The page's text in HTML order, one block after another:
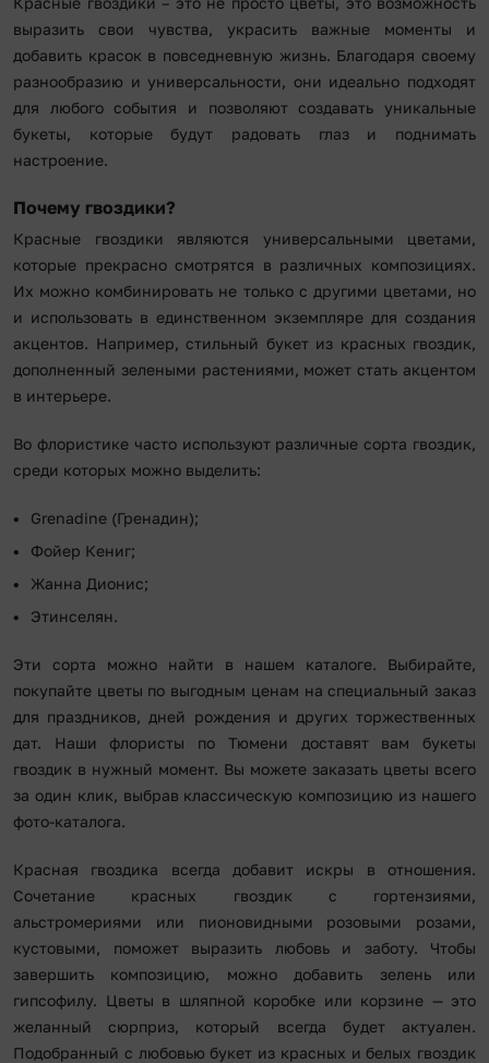
выразить свои чувства, украсить важные моменты и
добавить красок в повседневную жизнь. Благодаря своему
разнообразию и универсальности, они идеально подходят
для любого события и позволяют создавать уникальные
букеты, которые будут радовать глаз и поднимать
настроение.
Почему гвоздики?
Красные гвоздики являются универсальными цветами,
которые прекрасно смотрятся в различных композициях.
Их можно комбинировать не только с другими цветами, но
и использовать в единственном экземпляре для создания
акцентов. Например, стильный букет из красных гвоздик,
дополненный зелеными растениями, может стать акцентом
в интерьере.
Во флористике часто используют различные сорта гвоздик,
среди которых можно выделить:
Grenadine (Гренадин);
Фойер Кениг;
Жанна Дионис;
Этинселян.
Эти сорта можно найти в нашем каталоге. Выбирайте,
покупайте цветы по выгодным ценам на специальный заказ
для праздников, дней рождения и других торжественных
дат. Наши флористы по Тюмени доставят вам букеты
гвоздик в нужный момент. Вы можете заказать цветы всего
за один клик, выбрав классическую композицию из нашего
фото-каталога.
Красная гвоздика всегда добавит искры в отношения.
Сочетание красных гвоздик с гортензиями,
альстромериями или пионовидными розовыми розами,
кустовыми, поможет выразить любовь и заботу. Чтобы
завершить композицию, можно добавить зелень или
гипсофилу. Цветы в шляпной коробке или корзине — это
желанный сюрприз, который всегда будет актуален.
Подобранный с любовью букет из красных и белых гвоздик